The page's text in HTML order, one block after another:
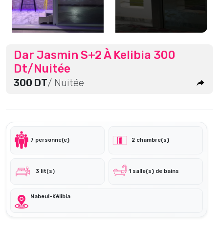
Dar Jasmin S+2 À Kelibia 300
Dt/Nuitée
300 DT/ Nuitée
7 personne(e) 2 chambre(s)
3 lit(s) 1 salle(s) de bains
Nabeul-Kélibia